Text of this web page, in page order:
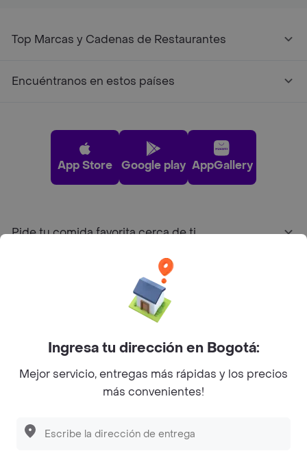
Top Marcas y Cadenas de Restaurantes
Encuéntranos en estos países
App Store Google play AppGallery
Pide tu comida favorita cerca de ti
Sobre Rappi
Facebook
Twitter
Instagram
©2026Rappi Inc. All rights reserved.
Ingresa tu dirección en Bogotá:
Mejor servicio, entregas más rápidas y los precios
más convenientes!